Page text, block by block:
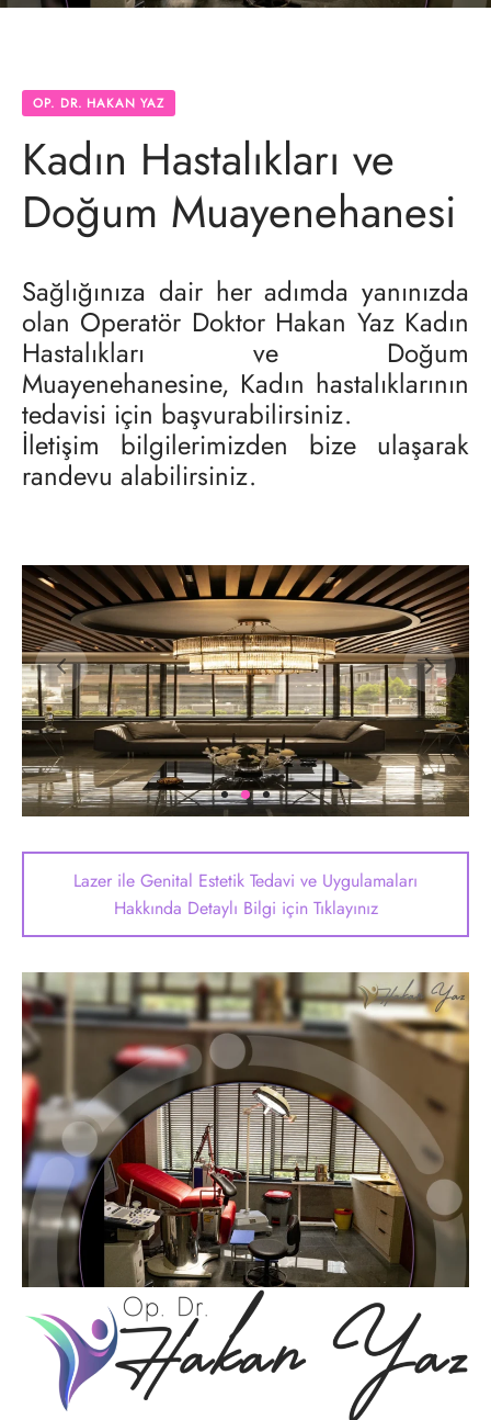
OP. DR. HAKAN YAZ
Kadın Hastalıkları ve
Doğum Muayenehanesi
Sağlığınıza dair her adımda yanınızda
olan Operatör Doktor Hakan Yaz Kadın
Hastalıkları ve Doğum
Muayenehanesine, Kadın hastalıklarının
tedavisi için başvurabilirsiniz.
İletişim bilgilerimizden bize ulaşarak
randevu alabilirsiniz.
Lazer ile Genital Estetik Tedavi ve Uygulamaları
Hakkında Detaylı Bilgi için Tıklayınız
Zarı Nedir?
Zarı Çeşitleri